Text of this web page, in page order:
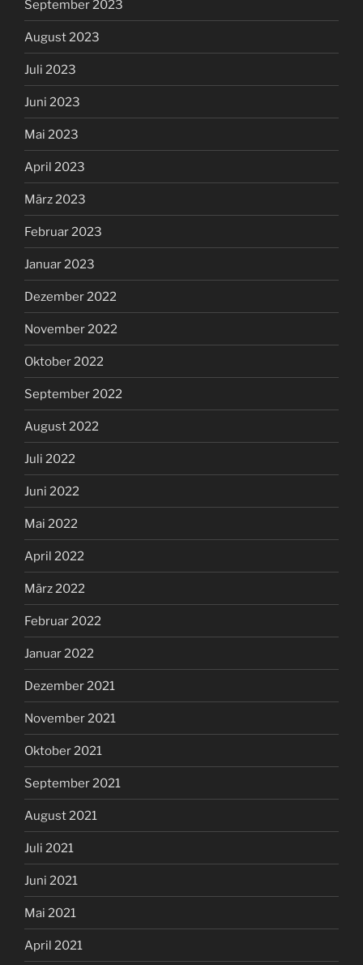
September 2023
August 2023
Juli 2023
Juni 2023
Mai 2023
April 2023
März 2023
Februar 2023
Januar 2023
Dezember 2022
November 2022
Oktober 2022
September 2022
August 2022
Juli 2022
Juni 2022
Mai 2022
April 2022
März 2022
Februar 2022
Januar 2022
Dezember 2021
November 2021
Oktober 2021
September 2021
August 2021
Juli 2021
Juni 2021
Mai 2021
April 2021